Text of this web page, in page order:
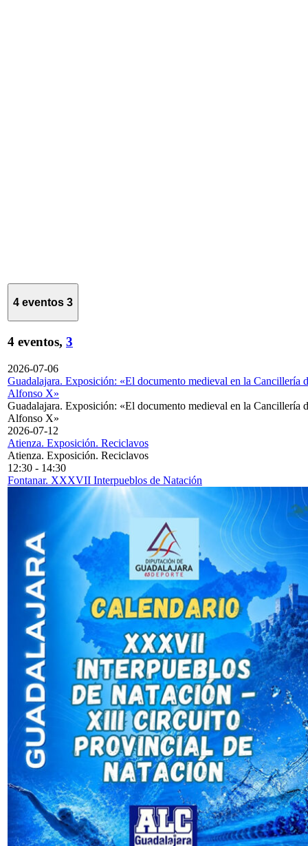
4 eventos 3
4 eventos, 3
2026-07-06
Guadalajara. Exposición: «El documento medieval en la Cancillería
Alfonso X»
Guadalajara. Exposición: «El documento medieval en la Cancillería
Alfonso X»
2026-07-12
Atienza. Exposición. Reciclavos
Atienza. Exposición. Reciclavos
12:30 - 14:30
Fontanar. XXXVII Interpueblos de Natación